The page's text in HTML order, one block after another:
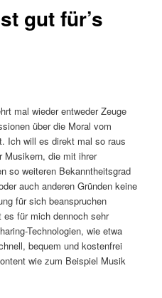
gut für’s
mal wieder entweder Zeuge
über die Moral vom
Ich will es direkt mal so raus
Musikern, die mit ihrer
so weiteren Bekanntheitsgrad
auch anderen Gründen keine
für sich beanspruchen
für mich dennoch sehr
Technologien, wie etwa
bequem und kostenfrei
wie zum Beispiel Musik